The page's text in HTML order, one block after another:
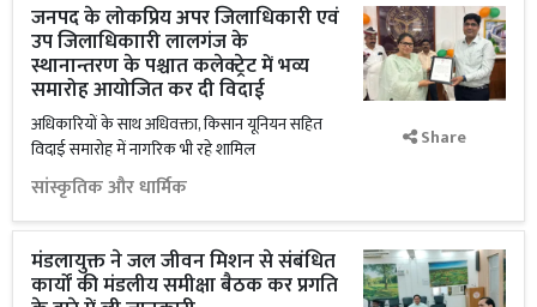
जनपद के लोकप्रिय अपर जिलाधिकारी एवं
उप जिलाधिकाारी लालगंज के
स्थानान्तरण के पश्चात कलेक्ट्रेट में भव्य
समारोह आयोजित कर दी विदाई
अधिकारियों के साथ अधिवक्ता, किसान यूनियन सहित
विदाई समारोह में नागरिक भी रहे शामिल
सांस्कृतिक और धार्मिक
Share
मंडलायुक्त ने जल जीवन मिशन से संबंधित
कार्यों की मंडलीय समीक्षा बैठक कर प्रगति